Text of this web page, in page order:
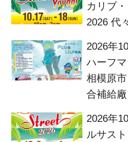
カリブ
2026 代
2026年
ハーフ
相模原
合補給廠
2026年
ルサス